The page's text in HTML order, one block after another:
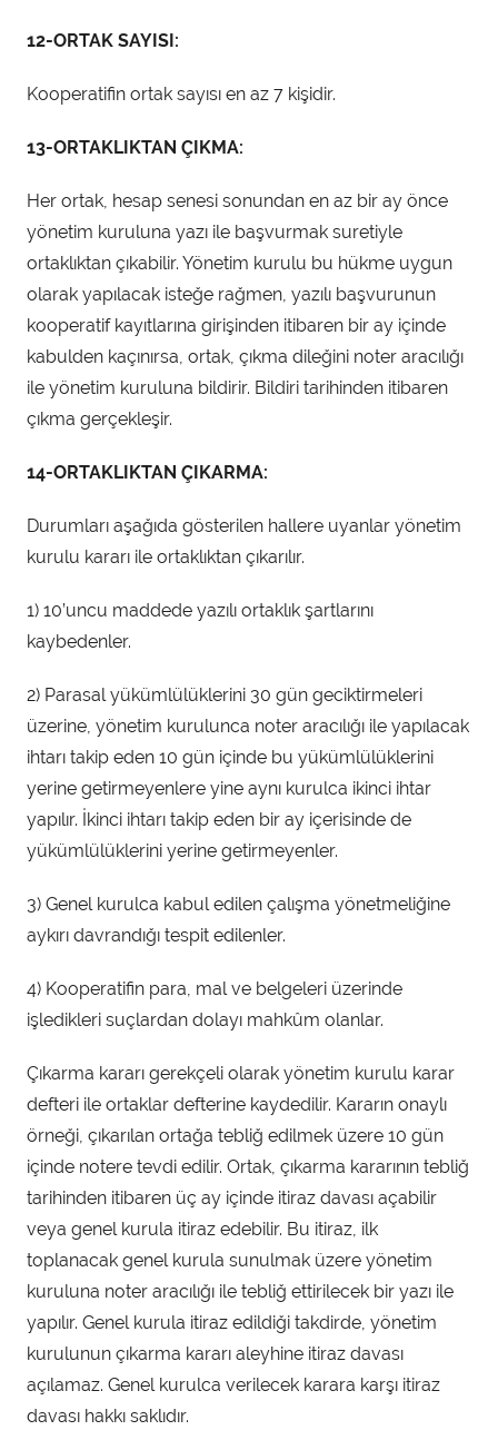
12-ORTAK SAYISI:
Kooperatifin ortak sayısı en az 7 kişidir.
13-ORTAKLIKTAN ÇIKMA:
Her ortak, hesap senesi sonundan en az bir ay önce
yönetim kuruluna yazı ile başvurmak suretiyle
ortaklıktan çıkabilir. Yönetim kurulu bu hükme uygun
olarak yapılacak isteğe rağmen, yazılı başvurunun
kooperatif kayıtlarına girişinden itibaren bir ay içinde
kabulden kaçınırsa, ortak, çıkma dileğini noter aracılığı
ile yönetim kuruluna bildirir. Bildiri tarihinden itibaren
çıkma gerçekleşir.
14-ORTAKLIKTAN ÇIKARMA:
Durumları aşağıda gösterilen hallere uyanlar yönetim
kurulu kararı ile ortaklıktan çıkarılır.
1) 10’uncu maddede yazılı ortaklık şartlarını
kaybedenler.
2) Parasal yükümlülüklerini 30 gün geciktirmeleri
üzerine, yönetim kurulunca noter aracılığı ile yapılacak
ihtarı takip eden 10 gün içinde bu yükümlülüklerini
yerine getirmeyenlere yine aynı kurulca ikinci ihtar
yapılır. İkinci ihtarı takip eden bir ay içerisinde de
yükümlülüklerini yerine getirmeyenler.
3) Genel kurulca kabul edilen çalışma yönetmeliğine
aykırı davrandığı tespit edilenler.
4) Kooperatifin para, mal ve belgeleri üzerinde
işledikleri suçlardan dolayı mahkûm olanlar.
Çıkarma kararı gerekçeli olarak yönetim kurulu karar
defteri ile ortaklar defterine kaydedilir. Kararın onaylı
örneği, çıkarılan ortağa tebliğ edilmek üzere 10 gün
içinde notere tevdi edilir. Ortak, çıkarma kararının tebliğ
tarihinden itibaren üç ay içinde itiraz davası açabilir
veya genel kurula itiraz edebilir. Bu itiraz, ilk
toplanacak genel kurula sunulmak üzere yönetim
kuruluna noter aracılığı ile tebliğ ettirilecek bir yazı ile
yapılır. Genel kurula itiraz edildiği takdirde, yönetim
kurulunun çıkarma kararı aleyhine itiraz davası
açılamaz. Genel kurulca verilecek karara karşı itiraz
davası hakkı saklıdır.